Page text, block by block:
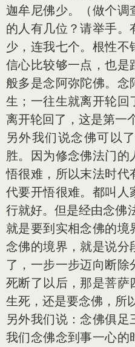
迦牟尼佛少。（做个调
的人有几位？请举手。
少，连我七个。根性
信心比较够一点，也是
般多是念阿弥陀佛。念
生；一往生就离开轮回
离开轮回了，这是第一
另外我们说念佛可以
胜。因为修念佛法门的
悟很难，所以末法时代
代要开悟很难。都叫人
行就好。但是经由念佛
就是要到实相念佛的境
念佛的境界，就是说分
了，一步一步迈向断除
死断了以后，那是菩萨
生死，还是要念佛，所
另外我们说：念佛俱足
我们念佛念到事一心的